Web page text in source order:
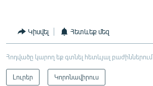
Կիսվել Հետևեք մեզ
Հոդվածը կարող եք գտնել հետևյալ բաժիններում
Լուրեր Կորոնավիրուս